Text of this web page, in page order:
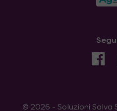
© 2026 - Soluzioni Salva